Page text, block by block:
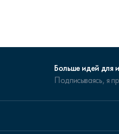
Больше идей для
Подписываясь, я